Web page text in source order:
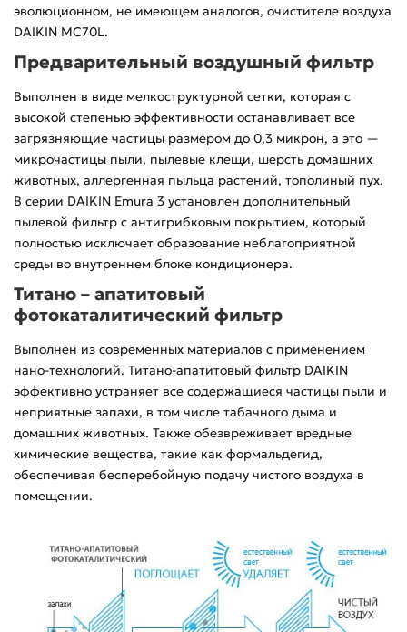
эволюционном, не имеющем аналогов, очистителе воздуха
DAIKIN MC70L.
Предварительный воздушный фильтр
Выполнен в виде мелкоструктурной сетки, которая с
высокой степенью эффективности останавливает все
загрязняющие частицы размером до 0,3 микрон, а это —
микрочастицы пыли, пылевые клещи, шерсть домашних
животных, аллергенная пыльца растений, тополиный пух.
В серии DAIKIN Emura 3 установлен дополнительный
пылевой фильтр с антигрибковым покрытием, который
полностью исключает образование неблагоприятной
среды во внутреннем блоке кондиционера.
Титано – апатитовый
фотокаталитический фильтр
Выполнен из современных материалов с применением
нано-технологий. Титано-апатитовый фильтр DAIKIN
эффективно устраняет все содержащиеся частицы пыли и
неприятные запахи, в том числе табачного дыма и
домашних животных. Также обезвреживает вредные
химические вещества, такие как формальдегид,
обеспечивая бесперебойную подачу чистого воздуха в
помещении.